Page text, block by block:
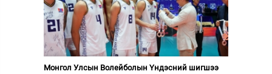
Монгол Улсын Волейболын Үндэсний шигшээ